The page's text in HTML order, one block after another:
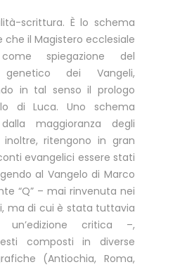
scrittura. È lo schema
che il Magistero ecclesiale
spiegazione del
genetico dei Vangeli,
in tal senso il prologo
di Luca. Uno schema
maggioranza degli
inoltre, ritengono in gran
evangelici essere stati
al Vangelo di Marco
“Q” – mai rinvenuta nei
ma di cui è stata tuttavia
un’edizione critica –,
composti in diverse
(Antiochia, Roma,